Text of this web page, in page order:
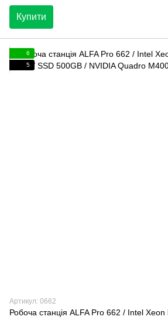
Купити
6
5
Артикул: 0662
Робоча станція ALFA Pro 662 / Intel